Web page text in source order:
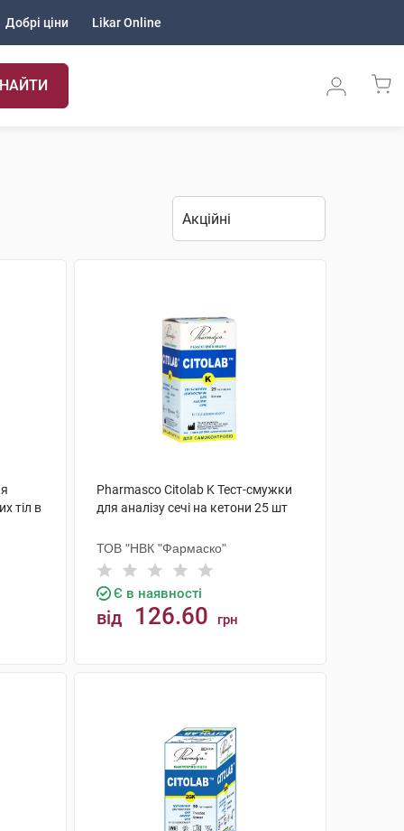
Добрі ціни Likar Online
тіл в
Pharmasco Citolab K Тест-смужки
для аналізу сечі на кетони 25 шт
ТОВ "НВК "Фармаско"
Є в наявності
від 126.60 грн